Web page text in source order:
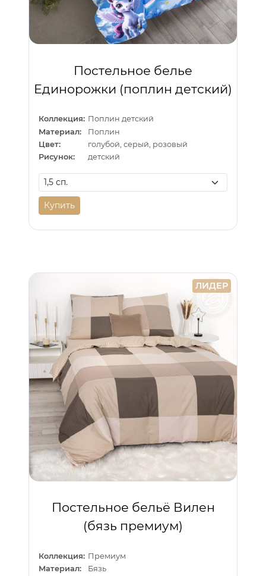
Постельное белье
Единорожки (поплин детский)
Коллекция: Поплин детский
Материал:
Поплин
Цвет:
голубой, серый, розовый
Рисунок:
детский
Купить
ЛИДЕР
Постельное бельё Вилен
(бязь премиум)
Коллекция: Премиум
Материал:
Бязь